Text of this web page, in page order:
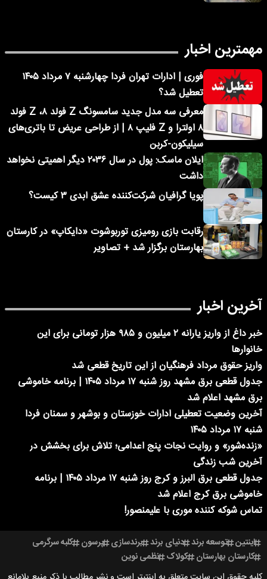
مهمترین اخبار
فوری | ادارات تهران فردا چهارشنبه ۷ مرداد ۱۴۰۵
تعطیل شد؟
معرفی سه مدل جدید سامسونگ Z فولد ۸، Z فولد
۸ اولترا و Z فلیپ ۸ | از طراحی عریض تا باتری‌های
سیلیکون-کربن
ایلان ماسک: پول در سال ۲۰۳۶ دیگر اهمیتی نخواهد
داشت
پویا گرافیان شرکت‌کننده عشق ابدی ۳ کیست؟
رقابت بازی رومیزی توربوشوت «دایکاپ» در کارستان
بهارستان برگزار شد + تصاویر
آخرین اخبار
خبر داغ از واریز یارانه ۲ میلیون و ۹۸۵ هزار تومانی برای این
خانوارها
واریز حقوق مرداد فرهنگیان از این تاریخ قطعی شد
جدول قطعی برق مشهد روز شنبه ۱۷ مرداد ۱۴۰۵ | برنامه خاموشی
برق مشهد اعلام شد
آخرین وضعیت تعطیلی ادارات خوزستان و بوشهر و سمنان فردا
شنبه ۱۷ مرداد ۱۴۰۵
«زنده‌شور» و روایت نجات پنج اعدامی؛ تلاش برای بخشش در
آخرین شب زندگی
جدول قطعی برق البرز و کرج روز شنبه ۱۷ مرداد ۱۴۰۵ | برنامه
خاموشی برق کرج اعلام شد
تماس شوکه کننده موری با علیمنصور!
اینتین توسعه برند دنیای برند برندسازی پرسون کلبه سرگرمی
کارستان بهارستان کولاک نظمی نوین